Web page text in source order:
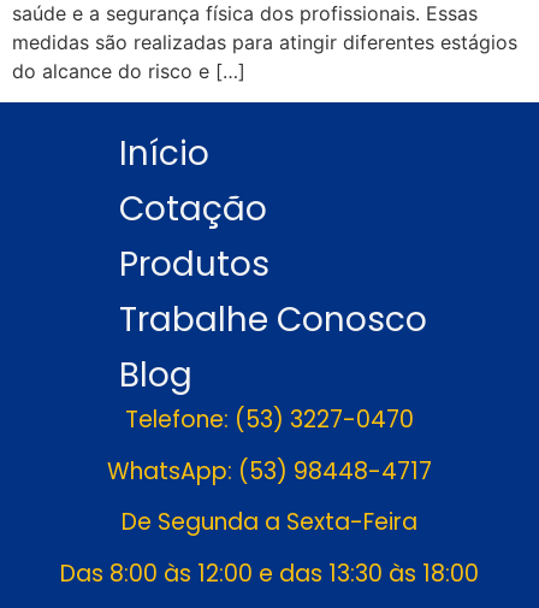
saúde e a segurança física dos profissionais. Essas
medidas são realizadas para atingir diferentes estágios
do alcance do risco e […]
Início
Cotação
Produtos
Trabalhe Conosco
Blog
Telefone: (53) 3227-0470
WhatsApp: (53) 98448-4717
De Segunda a Sexta-Feira
Das 8:00 às 12:00 e das 13:30 às 18:00